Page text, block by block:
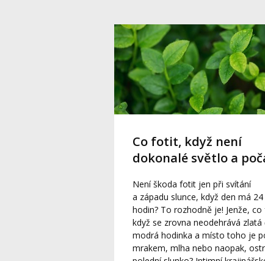
Co fotit, když není
dokonalé světlo a
Není škoda fotit jen při svítání
a západu slunce, když den má 24
hodin? To rozhodně je! Jenže,
když se zrovna neodehrává zlatá
modrá hodinka a místo toho je
mrakem, mlha nebo naopak,